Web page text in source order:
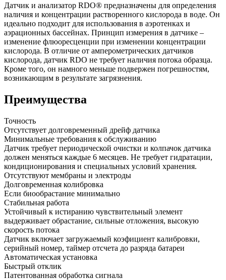
Датчик и анализатор RDO® предназначены для определения
наличия и концентрации растворенного кислорода в воде. Он
идеально подходит для использования в аэротенках и
аэрационных бассейнах. Принцип измерения в датчике –
изменение флюоресценции при изменении концентрации
кислорода. В отличие от амперометрических датчиков
кислорода, датчик RDO не требует наличия потока образца.
Кроме того, он намного меньше подвержен погрешностям,
возникающим в результате загрязнения.
Преимущества
Точность
Отсутствует долговременный дрейф датчика
Минимальные требования к обслуживанию
Датчик требует периодической очистки и колпачок датчика
должен меняться каждые 6 месяцев. Не требует гидратации,
кондиционирования и специальных условий хранения.
Отсутствуют мембраны и электроды
Долговременная колибровка
Если биообрастание минимально
Стабильная работа
Устойчивый к истиранию чувствительный элемент
выдерживает обрастание, сильные отложения, высокую
скорость потока
Датчик включает загружаемый коэфициент калибровки,
серийный номер, таймер отсчета до разряда батареи
Автоматическая установка
Быстрый отклик
Патентованная обработка сигнала